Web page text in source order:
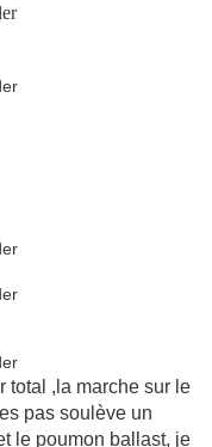
total ,la marche sur le
pas soulève un
le poumon ballast, je